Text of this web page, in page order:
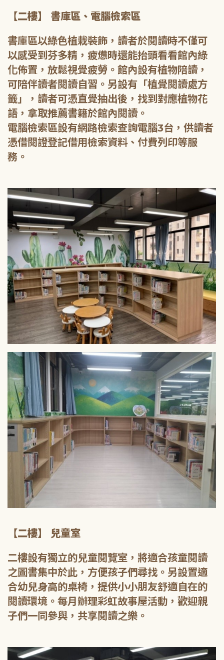
【二樓】 書庫區、電腦檢索區
書庫區以綠色植栽裝飾，讀者於閱讀時不僅可
以感受到芬多精，疲憊時還能抬頭看看館內綠
化佈置，放鬆視覺疲勞。館內設有植物陪讀，
可陪伴讀者閱讀自習。另設有「植覺閱讀處方
籤」，讀者可憑直覺抽出後，找到對應植物花
語，拿取推薦書籍於館內閱讀。
電腦檢索區設有網路檢索查詢電腦3台，供讀者
憑借閱證登記借用檢索資料、付費列印等服
務。
【二樓】 兒童室
二樓設有獨立的兒童閱覽室，將適合孩童閱讀
之圖書集中於此，方便孩子們尋找。另設置適
合幼兒身高的桌椅，提供小小朋友舒適自在的
閱讀環境。每月辦理彩虹故事屋活動，歡迎親
子們一同參與，共享閱讀之樂。